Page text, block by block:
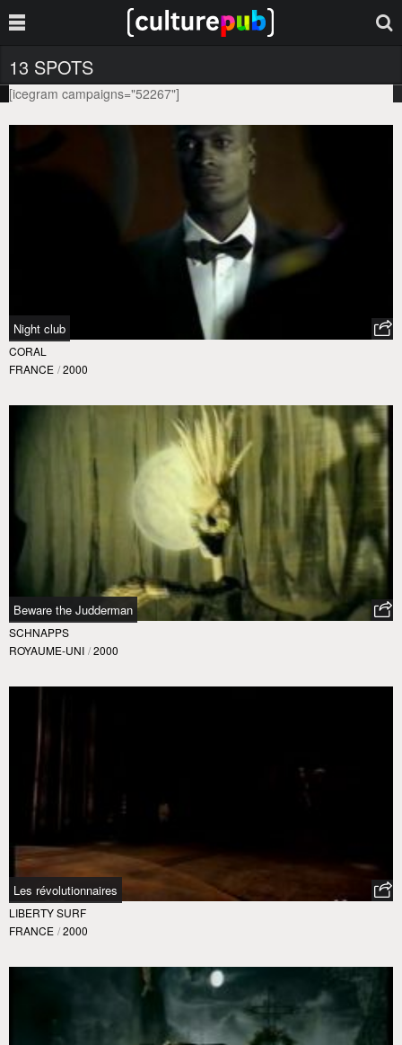
13 SPOTS
[icegram campaigns="52267"]
Night club
CORAL
FRANCE / 2000
Beware the Judderman
SCHNAPPS
ROYAUME-UNI / 2000
Les révolutionnaires
LIBERTY SURF
FRANCE / 2000